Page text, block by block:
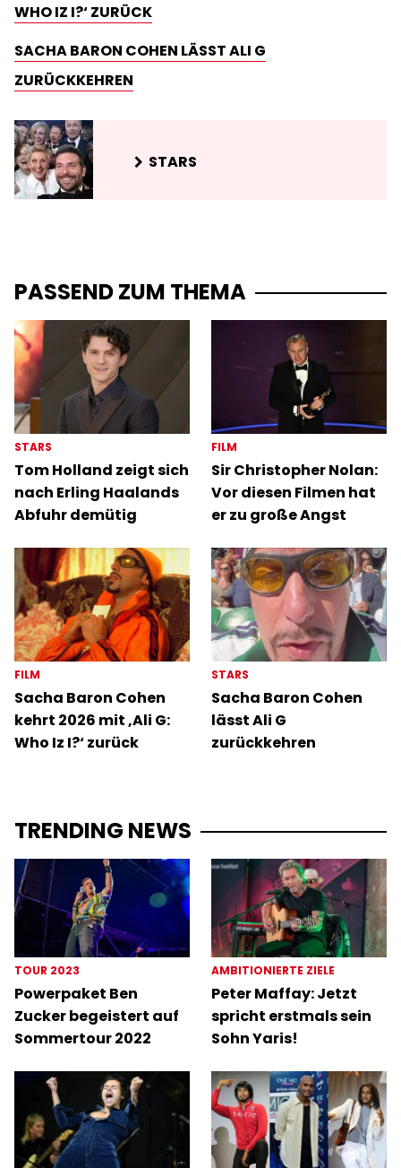
WHO IZ I?‘ ZURÜCK
SACHA BARON COHEN LÄSST ALI G
ZURÜCKKEHREN
STARS
PASSEND ZUM THEMA
STARS
Tom Holland zeigt sich
nach Erling Haalands
Abfuhr demütig
FILM
Sir Christopher Nolan:
Vor diesen Filmen hat
er zu große Angst
FILM
Sacha Baron Cohen
kehrt 2026 mit ‚Ali G:
Who Iz I?‘ zurück
STARS
Sacha Baron Cohen
lässt Ali G
zurückkehren
TRENDING NEWS
TOUR 2023
Powerpaket Ben
Zucker begeistert auf
Sommertour 2022
AMBITIONIERTE ZIELE
Peter Maffay: Jetzt
spricht erstmals sein
Sohn Yaris!